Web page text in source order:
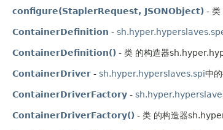
configure(StaplerRequest, JSONObject) -
ContainerDefinition -
ContainerDefinition() - 类 的构造器
ContainerDriver - sh.hyper.hyperslaves.spi中
ContainerDriverFactory -
ContainerDriverFactory() - 类 的构造器